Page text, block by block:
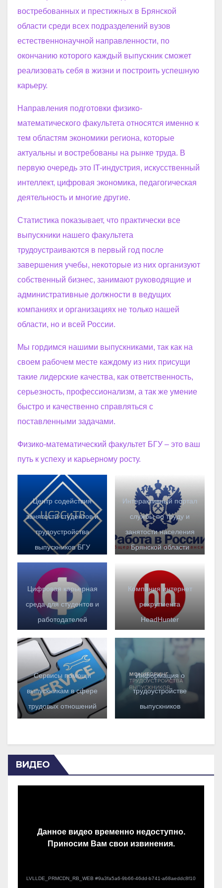
востребованных и престижных в Брянской
области среди всех подразделений вузов
естественнонаучной направленности, по
окончанию которого каждый выпускник сможет
реализовать себя в жизни и построить успешную
карьеру.
Направления подготовки физико-
математического факультета относятся именно к
тем областям экономики региона, которые
актуальны и востребованы на рынке труда. В
первую очередь это IT-индустрия, искусственный
интеллект, цифровая экономика, педагогическая
деятельность и многие другие.
Статистика показывает, что практически все
выпускники нашего факультета
трудоустраиваются в первый год после
завершения учебы, некоторые из них организуют
собственный бизнес, занимают руководящие и
административные должности в ведущих
компаниях и организациях не только нашей
области, но и всей России.
Мы гордимся нашими выпускниками, так как на
своем рабочем месте каждому из них присущи
такие лидерские качества, как ответственность,
серьезность, профессионализм, а так же умение
быстро и качественно справляться с
поставленными задачами.
Физико-математический факультет БГУ – это ваш
путь к успеху и карьерному росту.
Центр содействия
занятости студентов и
трудоустройства
выпускников БГУ
Интерактивный портал
службы по труду и
занятости населения
Брянской области
Цифровая карьерная
среда для студентов и
работодателей
Компания интернет
рекрутмента
HeadHunter
Сервисы помощи
выпускникам в сфере
трудовых отношений
Информация о
трудоустройстве
выпускников
ВИДЕО